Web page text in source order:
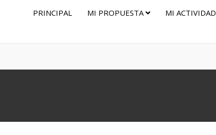
PRINCIPAL MI PROPUESTA MI ACTIVIDAD